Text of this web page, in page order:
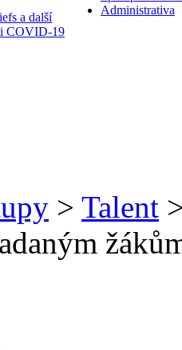
a další
COVID-19
Administrativa
> Talent